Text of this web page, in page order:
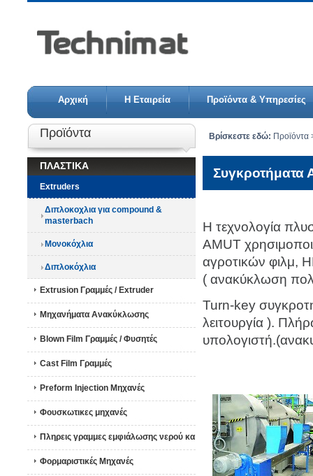
Αρχική Η Εταιρεία Προϊόντα & Υπηρεσίες
Προϊόντα
ΠΛΑΣΤΙΚΑ
Extruders
Διπλοκοχλια για compound &
masterbach
Μονοκόχλια
Διπλοκόχλια
Extrusion Γραμμές / Extruder
Μηχανήματα Ανακύκλωσης
Blown Film Γραμμές / Φυσητές
Cast Film Γραμμές
Preform Injection Μηχανές
Φουσκωτικες μηχανές
Πληρεις γραμμες εμφιάλωσης νερού κα
Φορμαριστικές Μηχανές
Βρίσκεστε εδώ: Προϊόντα
Συγκροτήματα
Η τεχνολογία
AMUT
αγροτικών φιλμ,
( ανακύκλωση
Turn-key
λειτουργία ).